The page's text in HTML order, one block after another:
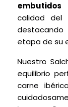
embutidos
calidad del
etapa de su
Nuestro
equilibrio
carne